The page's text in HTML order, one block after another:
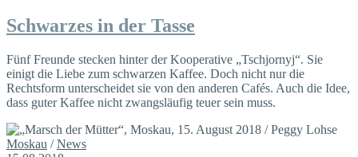
Schwarzes in der Tasse
Fünf Freunde stecken hinter der Kooperative „Tschjornyj“. Sie
einigt die Liebe zum schwarzen Kaffee. Doch nicht nur die
Rechtsform unterscheidet sie von den anderen Cafés. Auch die Idee,
dass guter Kaffee nicht zwangsläufig teuer sein muss.
Moskau /News